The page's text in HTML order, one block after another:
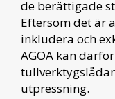
de berättigade
Eftersom det är
inkludera och
AGOA kan
utpressning.